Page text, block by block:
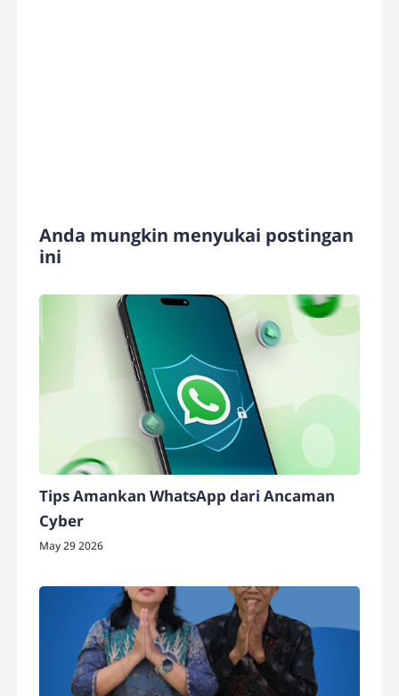
Anda mungkin menyukai postingan
ini
Tips Amankan WhatsApp dari Ancaman
Cyber
May 29 2026